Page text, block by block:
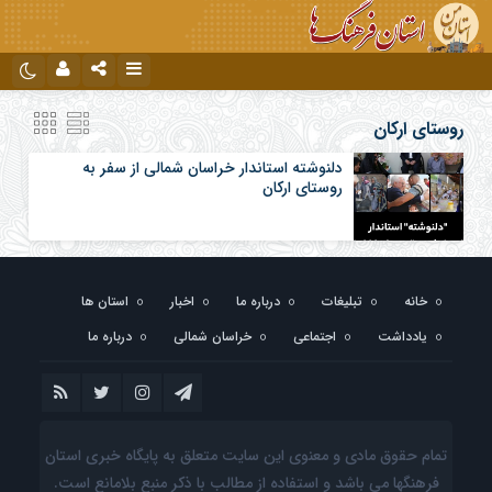
تلگرام نام کاربری یا نشانی ایمیل
رمز عبور
روستای ارکان
دلنوشته استاندار خراسان شمالی از سفر به
روستای ارکان
خانه تبلیغات درباره ما اخبار
استان ها
یادداشت
اجتماعی خراسان شمالی درباره ما
تمام حقوق مادی و معنوی این سایت متعلق به پایگاه خبری استان
فرهنگها می باشد و استفاده از مطالب با ذکر منبع بلامانع است.